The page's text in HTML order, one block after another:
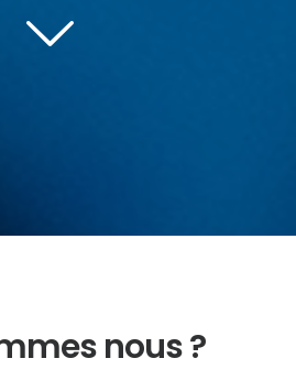
nous ?